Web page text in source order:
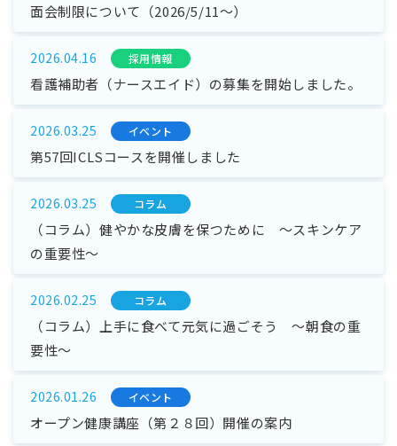
面会制限について（2026/5/11～）
2026.04.16 採⽤情報
看護補助者（ナースエイド）の募集を開始しました。
2026.03.25 イベント
第57回ICLSコースを開催しました
2026.03.25 コラム
（コラム）健やかな皮膚を保つために ～スキンケア
の重要性～
2026.02.25 コラム
（コラム）上手に食べて元気に過ごそう ～朝食の重
要性～
2026.01.26 イベント
オープン健康講座（第２８回）開催の案内